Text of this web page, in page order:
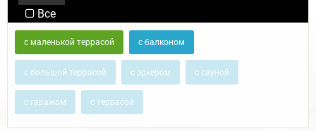
Все
с маленькой террасой с балконом
с большой террасой с эркером с сауной
с гаражом с террасой